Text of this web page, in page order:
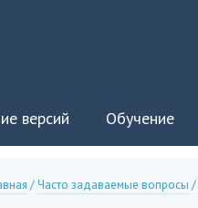
версий Обучение
/Часто задаваемые вопросы /